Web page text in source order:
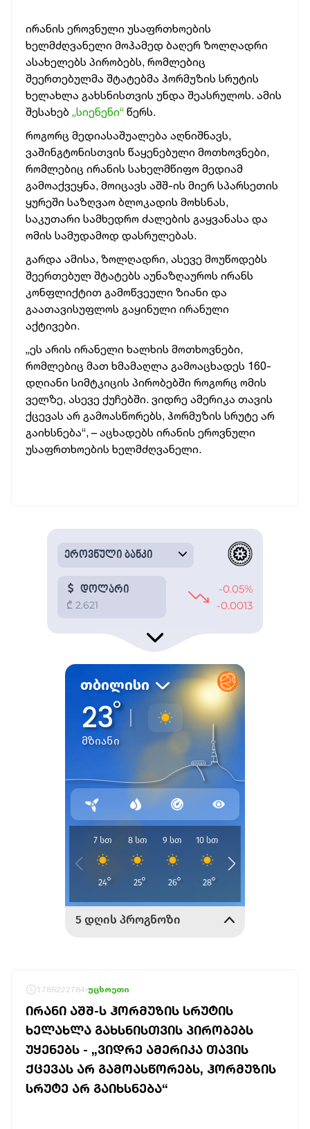
ირანის ეროვნული უსაფრთხოების
ხელმძღვანელი მოჰამედ ბაღერ ზოლღადრი
ასახელებს პირობებს, რომლებიც
შეერთებულმა შტატებმა ჰორმუზის სრუტის
ხელახლა გახსნისთვის უნდა შეასრულოს. ამის
შესახებ „სიენენი“ წერს.
როგორც მედიასაშუალება აღნიშნავს,
ვაშინგტონისთვის წაყენებული მოთხოვნები,
რომლებიც ირანის სახელმწიფო მედიამ
გამოაქვეყნა, მოიცავს აშშ-ის მიერ სპარსეთის
ყურეში საზღვაო ბლოკადის მოხსნას,
საკუთარი სამხედრო ძალების გაყვანასა და
ომის სამუდამოდ დასრულებას.
გარდა ამისა, ზოლღადრი, ასევე მოუწოდებს
შეერთებულ შტატებს აუნაზღაუროს ირანს
კონფლიქტით გამოწვეული ზიანი და
გაათავისუფლოს გაყინული ირანული
აქტივები.
„ეს არის ირანელი ხალხის მოთხოვნები,
რომლებიც მათ ხმამაღლა გამოაცხადეს 160-
დღიანი სიმტკიცის პირობებში როგორც ომის
ველზე, ასევე ქუჩებში. ვიდრე ამერიკა თავის
ქცევას არ გამოასწორებს, ჰორმუზის სრუტე არ
გაიხსნება“, – აცხადებს ირანის ეროვნული
უსაფრთხოების ხელმძღვანელი.
1786222784 უცხოეთი
ᲘᲠᲐᲜᲘ ᲐᲨᲨ-Ს ᲰᲝᲠᲛᲣᲖᲘᲡ ᲡᲠᲣᲢᲘᲡ
ᲮᲔᲚᲐᲮᲚᲐ ᲒᲐᲮᲡᲜᲘᲡᲗᲕᲘᲡ ᲞᲘᲠᲝᲑᲔᲑᲡ
ᲣᲧᲔᲜᲔᲑᲡ - „ᲕᲘᲓᲠᲔ ᲐᲛᲔᲠᲘᲙᲐ ᲗᲐᲕᲘᲡ
ᲥᲪᲔᲕᲐᲡ ᲐᲠ ᲒᲐᲛᲝᲐᲡᲬᲝᲠᲔᲑᲡ, ᲰᲝᲠᲛᲣᲖᲘᲡ
ᲡᲠᲣᲢᲔ ᲐᲠ ᲒᲐᲘᲮᲡᲜᲔᲑᲐ“